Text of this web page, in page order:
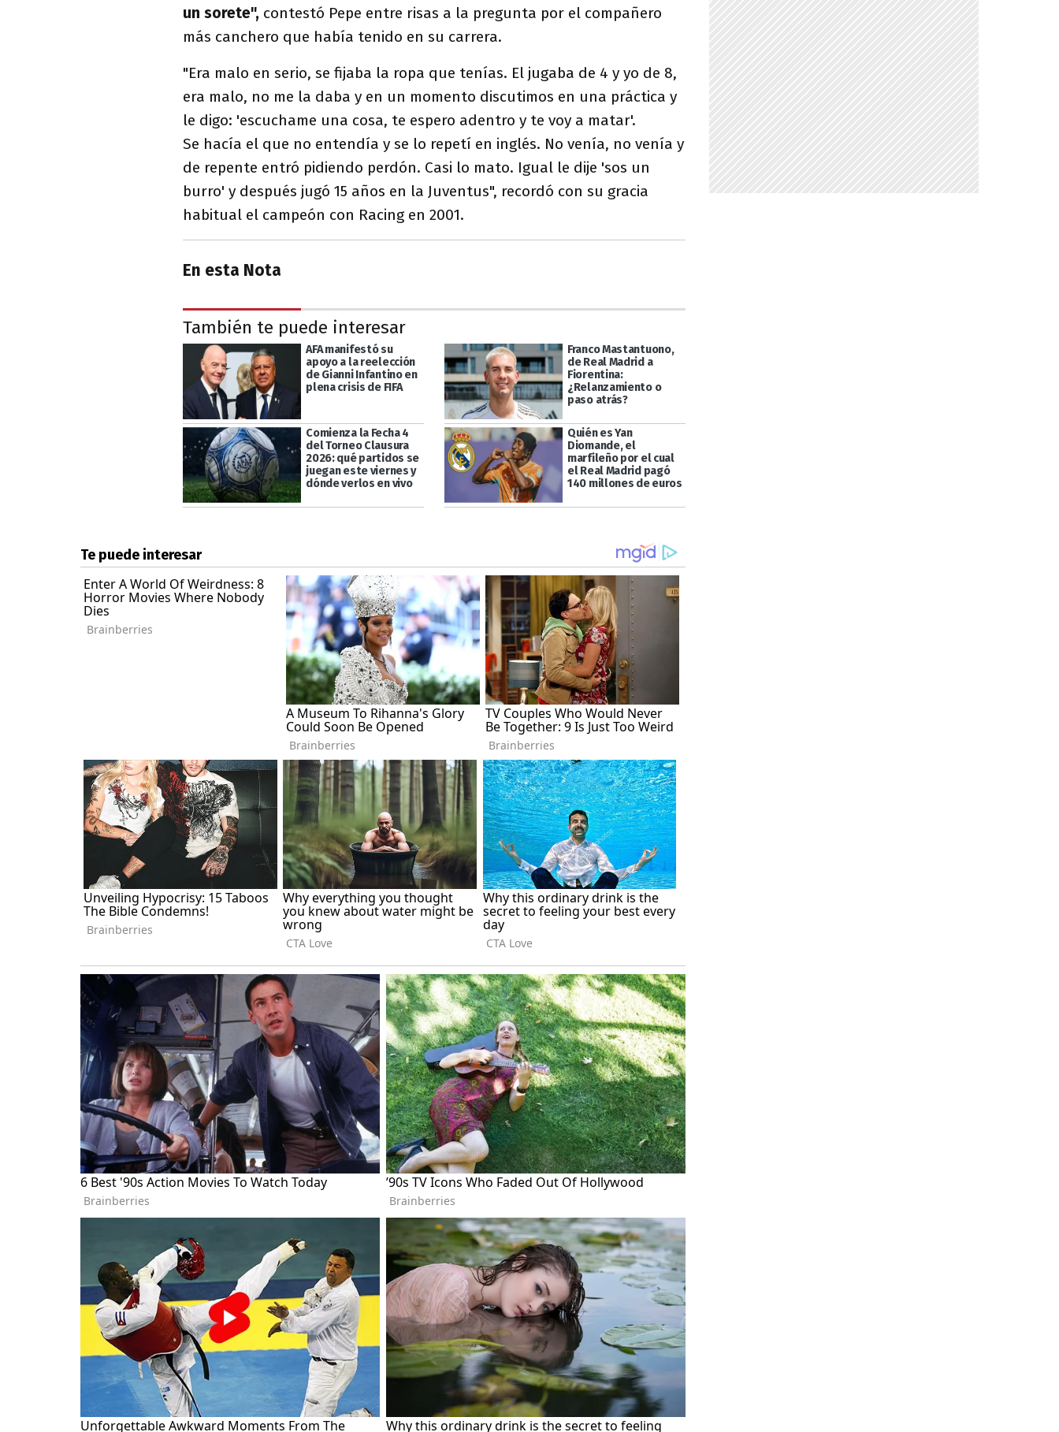
un sorete", contestó Pepe entre risas a la pregunta por el compañero
más canchero que había tenido en su carrera.
"Era malo en serio, se fijaba la ropa que tenías. El jugaba de 4 y yo de 8,
era malo, no me la daba y en un momento discutimos en una práctica y
le digo: 'escuchame una cosa, te espero adentro y te voy a matar'.
Se hacía el que no entendía y se lo repetí en inglés. No venía, no venía y
de repente entró pidiendo perdón. Casi lo mato. Igual le dije 'sos un
burro' y después jugó 15 años en la Juventus", recordó con su gracia
habitual el campeón con Racing en 2001.
En esta Nota
También te puede interesar
AFA manifestó su
apoyo a la reelección
de Gianni Infantino en
plena crisis de FIFA
Franco Mastantuono,
de Real Madrid a
Fiorentina:
¿Relanzamiento o
paso atrás?
Comienza la Fecha 4
del Torneo Clausura
2026: qué partidos se
juegan este viernes y
dónde verlos en vivo
Quién es Yan
Diomande, el
marfileño por el cual
el Real Madrid pagó
140 millones de euros